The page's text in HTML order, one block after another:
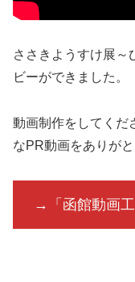
ささきようすけ展～
ビーができました。
動画制作をしてくだ
なPR動画をありがと
→「函館動画